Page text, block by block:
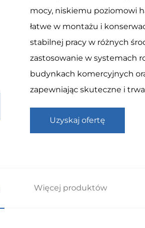
mocy, niskiemu poziomowi
łatwe w montażu i
stabilnej pracy w różnych
zastosowanie w systemach
budynkach komercyjnych
zapewniając skuteczne i
Uzyskaj ofertę
Więcej produktów